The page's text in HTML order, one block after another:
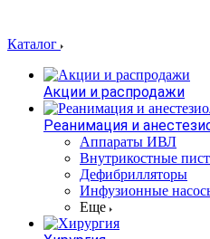
Каталог
Акции и распродажи
Реанимация и
Аппараты ИВЛ
Внутрикостные
Дефибрилляторы
Инфузионные
Еще